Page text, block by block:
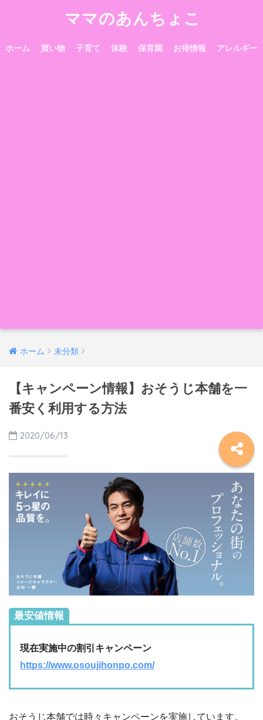
ママのあんちょこ
ホーム 買い物 子育て 体験 保育園 お得情報 アレルギー
ホーム 未分類
【キャンペーン情報】おそうじ本舗を一
番安く利用する方法
2020/06/13
最安値情報
現在実施中の割引キャンペーン
https://www.osoujihonpo.com/
おそうじ本舗では時々キャンペーンを実施しています。